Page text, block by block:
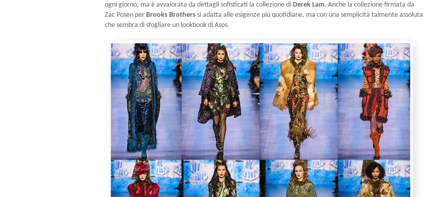
ogni giorno, ma è avvalorata da dettagli sofisticati la collezione di Derek Lam. Anche la collezione firmata da
Zac Posen per Brooks Brothers si adatta alle esigenze più quotidiane, ma con una semplicità talmente assoluta
che sembra di sfogliare un lookbook di Asos.